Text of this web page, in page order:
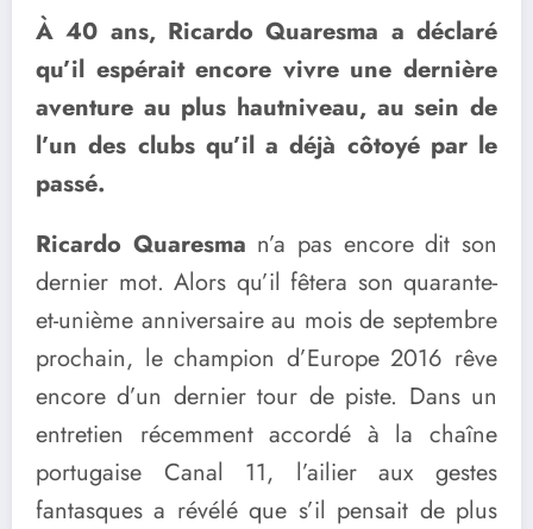
À 40 ans, Ricardo Quaresma a déclaré
qu’il espérait encore vivre une dernière
aventure au plus hautniveau, au sein de
l’un des clubs qu’il a déjà côtoyé par le
passé.
Ricardo Quaresma n’a pas encore dit son
dernier mot. Alors qu’il fêtera son quarante-
et-unième anniversaire au mois de septembre
prochain, le champion d’Europe 2016 rêve
encore d’un dernier tour de piste. Dans un
entretien récemment accordé à la chaîne
portugaise Canal 11, l’ailier aux gestes
fantasques a révélé que s’il pensait de plus